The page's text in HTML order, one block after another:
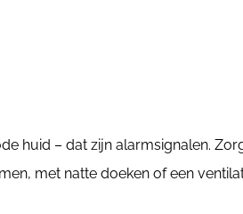
huid – dat zijn alarmsignalen.
met natte doeken of een